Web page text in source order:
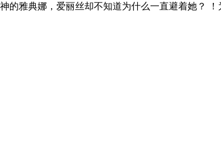
的雅典娜，爱丽丝却不知道为什么一直避着她？